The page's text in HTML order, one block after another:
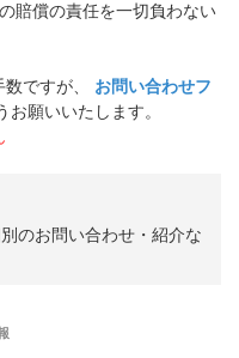
賠償の責任を一切負わない
ですが、
お問い合わせフ
願いいたします。
のお問い合わせ・紹介な